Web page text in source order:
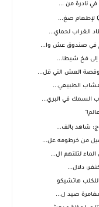
نادرة من ...
لإطعام صغ...
الغراب لحماي...
في صندوق عش وا...
إلى فخ شيطا...
العش التي قل...
الطبيعي...
السمك في البري...
شاهد بالف...
من خرطومه عل...
لتلتهم ال...
دلال...
هاتشيكو
صيد ل...